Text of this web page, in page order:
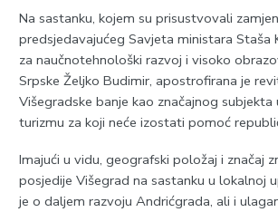
Na sastanku, kojem su prisustvovali
predsjedavajućeg Savjeta ministara Staša
za naučnotehnološki razvoj i visoko
Srpske Željko Budimir, apostrofirana je
Višegradske banje kao značajnog
turizmu za koji neće izostati pomoć
Imajući u vidu, geografski položaj i značaj
posjedije Višegrad na sastanku u lokalnoj
je o daljem razvoju Andrićgrada, ali i